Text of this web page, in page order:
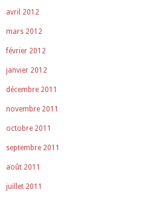
avril 2012
mars 2012
février 2012
janvier 2012
décembre 2011
novembre 2011
octobre 2011
septembre 2011
août 2011
juillet 2011